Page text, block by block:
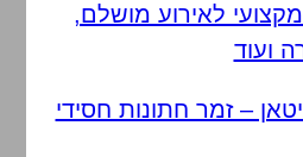
לאירוע מושלם,
ועוד
– זמר חתונות חסידי